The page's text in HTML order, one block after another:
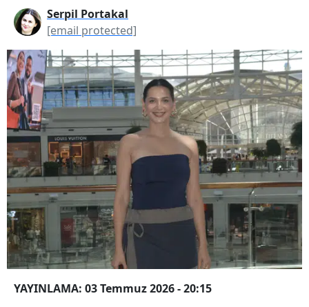
Serpil Portakal
[email protected]
YAYINLAMA: 03 Temmuz 2026 - 20:15